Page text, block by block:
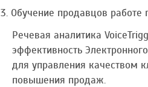
Обучение продавцов работе
Речевая аналитика
эффективность
для управления качеством
повышения продаж.